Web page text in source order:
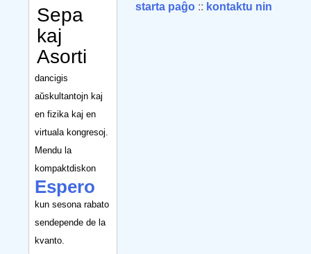
Sepa
kaj
Asorti
dancigis
aŭskultantojn kaj
en fizika kaj en
virtuala kongresoj.
Mendu la
kompaktdiskon
Espero
kun sesona rabato
sendepende de la
kvanto.
starta paĝo :: kontaktu nin